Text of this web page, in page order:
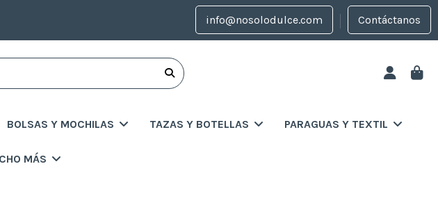
info@nosolodulce.com Contáctanos
BOLSAS Y MOCHILAS TAZAS Y BOTELLAS PARAGUAS Y TEXTIL
MÁS